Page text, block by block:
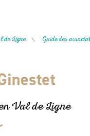
de Ligne / Guide des
Val de Ligne